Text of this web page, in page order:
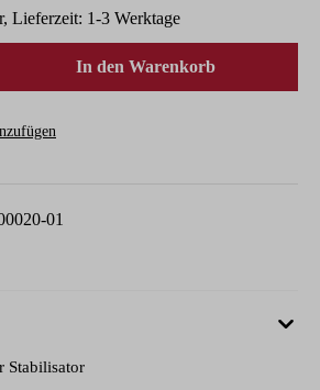
Lieferzeit: 1-3 Werktage
Gib den gewünschten Wert
In den Warenkorb
01
Stabilisator